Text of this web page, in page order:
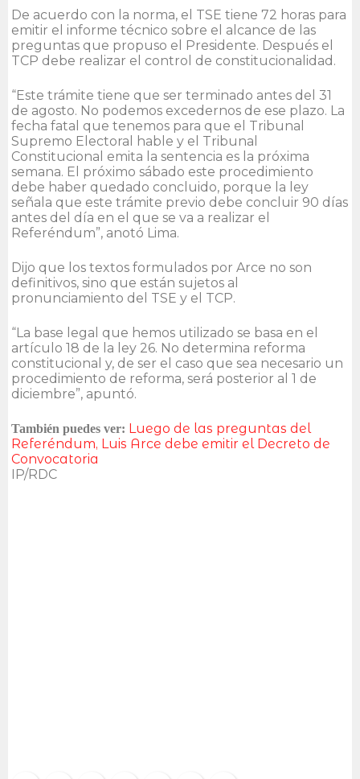
De acuerdo con la norma, el TSE tiene 72 horas para
emitir el informe técnico sobre el alcance de las
preguntas que propuso el Presidente. Después el
TCP debe realizar el control de constitucionalidad.
“Este trámite tiene que ser terminado antes del 31
de agosto. No podemos excedernos de ese plazo. La
fecha fatal que tenemos para que el Tribunal
Supremo Electoral hable y el Tribunal
Constitucional emita la sentencia es la próxima
semana. El próximo sábado este procedimiento
debe haber quedado concluido, porque la ley
señala que este trámite previo debe concluir 90 días
antes del día en el que se va a realizar el
Referéndum”, anotó Lima.
Dijo que los textos formulados por Arce no son
definitivos, sino que están sujetos al
pronunciamiento del TSE y el TCP.
“La base legal que hemos utilizado se basa en el
artículo 18 de la ley 26. No determina reforma
constitucional y, de ser el caso que sea necesario un
procedimiento de reforma, será posterior al 1 de
diciembre”, apuntó.
También puedes ver: Luego de las preguntas del
Referéndum, Luis Arce debe emitir el Decreto de
Convocatoria
IP/RDC